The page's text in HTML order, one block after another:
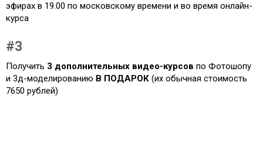
эфирах в 19.00 по московскому времени и во время онлайн-
курса
#3
Получить 3 дополнительных видео-курсов по Фотошопу
и 3д-моделированию В ПОДАРОК (их обычная стоимость
7650 рублей)